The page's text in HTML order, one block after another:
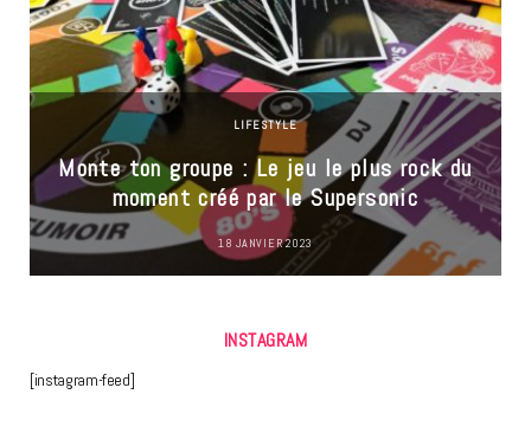
LIFESTYLE
Monte ton groupe : Le jeu le plus rock du
moment créé par le Supersonic
18 JANVIER 2023
INSTAGRAM
[instagram-feed]